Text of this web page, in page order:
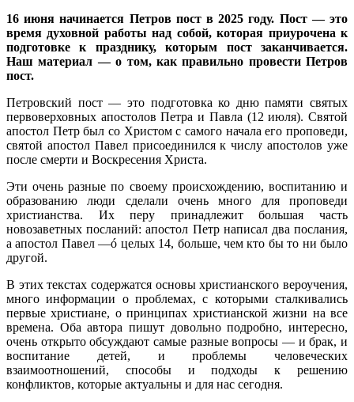
16 июня начинается Петров пост в 2025 году. Пост — это
время духовной работы над собой, которая приурочена к
подготовке к празднику, которым пост заканчивается.
Наш материал — о том, как правильно провести Петров
пост.
Петровский пост — это подготовка ко дню памяти святых
первоверховных апостолов Петра и Павла (12 июля). Святой
апостол Петр был со Христом с самого начала его проповеди,
святой апостол Павел присоединился к числу апостолов уже
после смерти и Воскресения Христа.
Эти очень разные по своему происхождению, воспитанию и
образованию люди сделали очень много для проповеди
христианства. Их перу принадлежит большая часть
новозаветных посланий: апостол Петр написал два послания,
а апостол Павел —ó целых 14, больше, чем кто бы то ни было
другой.
В этих текстах содержатся основы христианского вероучения,
много информации о проблемах, с которыми сталкивались
первые христиане, о принципах христианской жизни на все
времена. Оба автора пишут довольно подробно, интересно,
очень открыто обсуждают самые разные вопросы — и брак, и
воспитание детей, и проблемы человеческих
взаимоотношений, способы и подходы к решению
конфликтов, которые актуальны и для нас сегодня.